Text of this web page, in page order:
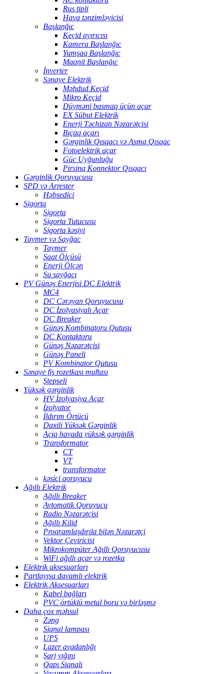
Rus tipli
Hava tənzimləyicisi
Başlanğıc
Keçid ayırıcısı
Kamera Başlanğıc
Yumşaq Başlanğıc
Maqnit Başlanğıc
İnverter
Sənaye Elektrik
Məhdud Keçid
Mikro Keçid
Düyməni basmaq üçün açar
EX Sübut Elektrik
Enerji Təchizatı Nəzarətçisi
Bıçaq açarı
Gərginlik Qısqacı və Asma Qısqac
Fotoelektrik açar
Güc Uyğunluğu
Pirsinq Konnektor Qısqacı
Gərginlik Qoruyucusu
SPD və Arrester
Həbsedici
Sigorta
Sigorta
Sigorta Tutucusu
Sigorta kəsiyi
Taymer və Sayğac
Taymer
Saat Ölçüsü
Enerji Ölçən
Su sayğacı
PV Günəş Enerjisi DC Elektrik
MC4
DC Cərəyan Qoruyucusu
DC İzolyasiyalı Açar
DC Breaker
Günəş Kombinatoru Qutusu
DC Kontaktoru
Günəş Nəzarətçisi
Günəş Paneli
PV Kombinator Qutusu
Sənaye fiş rozetkası muftası
Ştepseli
Yüksək gərginlik
HV İzolyasiya Açar
İzolyator
İldırım Örtücü
Daxili Yüksək Gərginlik
Açıq havada yüksək gərginlik
Transformator
CT
VT
transformator
kəsici qoruyucu
Ağıllı Elektrik
Ağıllı Breaker
Avtomatik Qoruyucu
Radio Nəzarətçisi
Ağıllı Kilid
Proqramlaşdırıla bilən Nəzarətçi
Vektor Çeviricisi
Mikrokompüter Ağıllı Qoruyucusu
WiFi ağıllı açar və rozetka
Elektrik aksesuarları
Partlayışa davamlı elektrik
Elektrik Aksesuarları
Kabel bağları
PVC örtüklü metal boru və birləşmə
Daha çox məhsul
Zəng
Siqnal lampası
UPS
Lazer avadanlığı
Şarj yığını
Qapı Siqnalı